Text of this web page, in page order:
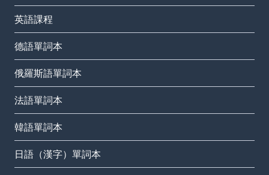
英語課程
德語單詞本
俄羅斯語單詞本
法語單詞本
韓語單詞本
日語（漢字）單詞本